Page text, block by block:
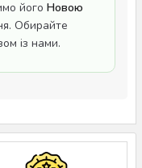
його Новою
Обирайте
із нами.